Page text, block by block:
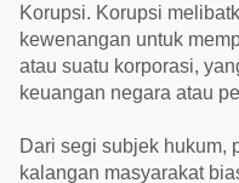
g
m
a
S
o
a
l
Korupsi. Korupsi
kewenangan untuk
atau suatu korporasi,
keuangan negara atau
Dari segi subjek hukum,
kalangan masyarakat